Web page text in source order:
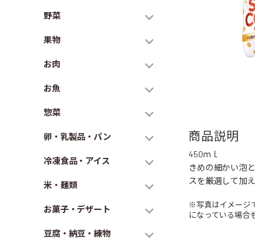
野菜
果物
お肉
お魚
惣菜
卵・乳製品・パン
冷凍食品・アイス
米・麺類
お菓子・デザート
豆腐・納豆・練物
商品説明
450ｍｌ
きめの細かい泡
スを厳選して加
※写真はイメージ
になっている場合